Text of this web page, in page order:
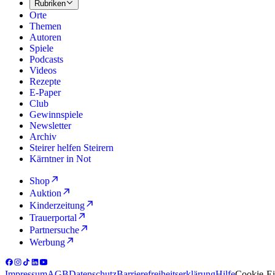
Rubriken
Orte
Themen
Autoren
Spiele
Podcasts
Videos
Rezepte
E-Paper
Club
Gewinnspiele
Newsletter
Archiv
Steirer helfen Steirern
Kärntner in Not
Shop
Auktion
Kinderzeitung
Trauerportal
Partnersuche
Werbung